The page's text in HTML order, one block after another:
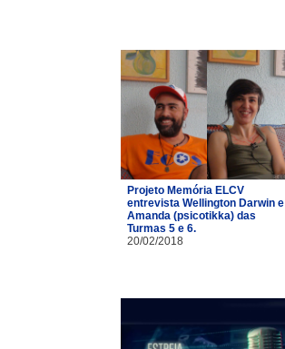
Projeto Memória ELCV
entrevista Wellington Darwin e
Amanda (psicotikka) das
Turmas 5 e 6.
20/02/2018